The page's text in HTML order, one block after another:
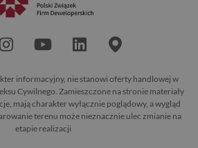
informacyjny, nie stanowi oferty handlowej w
Cywilnego. Zamieszczone na stronie materiały
mają charakter wyłącznie poglądowy, a wygląd
terenu może nieznacznie ulec zmianie na
etapie realizacji